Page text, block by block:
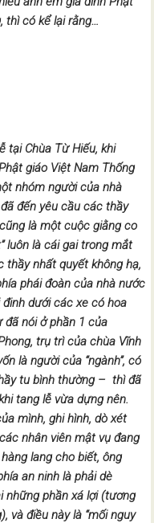
thì có kể lại rằng…
tại Chùa Từ Hiếu, khi
giáo Việt Nam Thống
nhóm người của nhà
đến yêu cầu các thầy
là một cuộc giằng co
luôn là cái gai trong mắt
thầy nhất quyết không hạ,
phái đoàn của nhà nước
dưới các xe có hoa
đã nói ở phần 1 của
trụ trì của chùa Vĩnh
là người của “ngành”, có
tu bình thường – thì đã
tang lễ vừa dựng nên.
mình, ghi hình, dò xét
nhân viên mật vụ đang
lang cho biết, ông
an ninh là phải dè
những phần xá lợi (tương
và điều này là “mối nguy